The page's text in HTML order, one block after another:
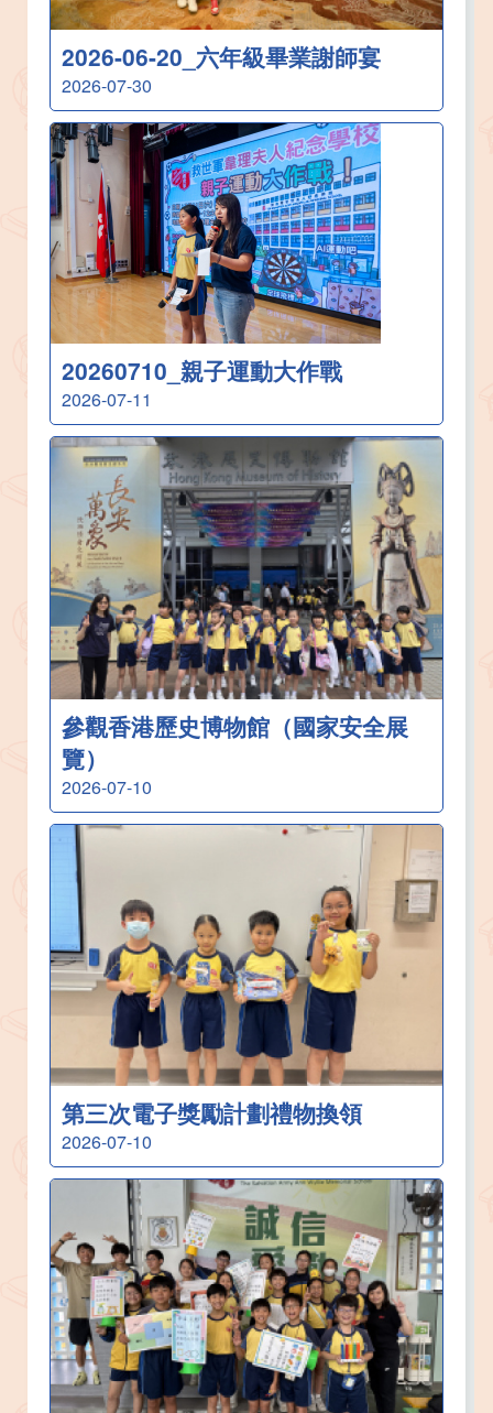
2026-06-20_六年級畢業謝師宴
2026-07-30
20260710_親子運動大作戰
2026-07-11
參觀香港歷史博物館（國家安全展
覽）
2026-07-10
第三次電子獎勵計劃禮物換領
2026-07-10